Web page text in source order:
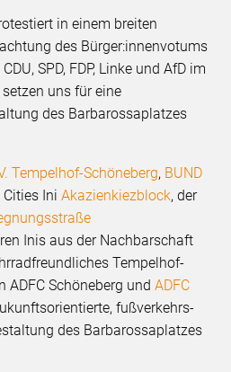
in einem breiten
des Bürger:innenvotums
SPD, FDP, Linke und AfD im
uns für eine
des Barbarossaplatzes
Tempelhof-Schöneberg, BUND
Cities IniAkazienkiezblock, der
Inis aus der Nachbarschaft
Tempelhof-
ADFC Schöneberg undADFC
fußverkehrs-
des Barbarossaplatzes